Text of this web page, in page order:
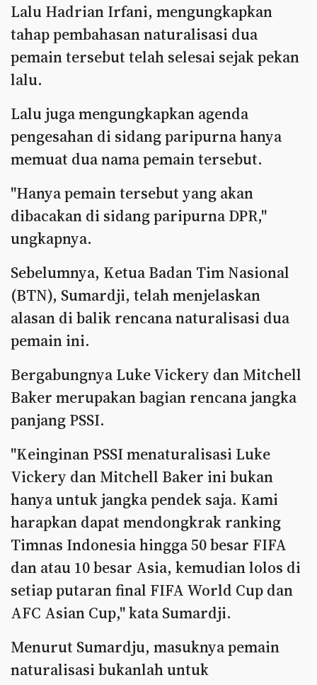
Lalu Hadrian Irfani, mengungkapkan
tahap pembahasan naturalisasi dua
pemain tersebut telah selesai sejak pekan
lalu.
Lalu juga mengungkapkan agenda
pengesahan di sidang paripurna hanya
memuat dua nama pemain tersebut.
"Hanya pemain tersebut yang akan
dibacakan di sidang paripurna DPR,"
ungkapnya.
Sebelumnya, Ketua Badan Tim Nasional
(BTN), Sumardji, telah menjelaskan
alasan di balik rencana naturalisasi dua
pemain ini.
Bergabungnya Luke Vickery dan Mitchell
Baker merupakan bagian rencana jangka
panjang PSSI.
"Keinginan PSSI menaturalisasi Luke
Vickery dan Mitchell Baker ini bukan
hanya untuk jangka pendek saja. Kami
harapkan dapat mendongkrak ranking
Timnas Indonesia hingga 50 besar FIFA
dan atau 10 besar Asia, kemudian lolos di
setiap putaran final FIFA World Cup dan
AFC Asian Cup," kata Sumardji.
Menurut Sumardju, masuknya pemain
naturalisasi bukanlah untuk